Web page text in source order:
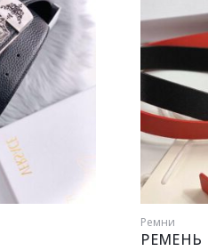
Ремни
РЕМЕНЬ